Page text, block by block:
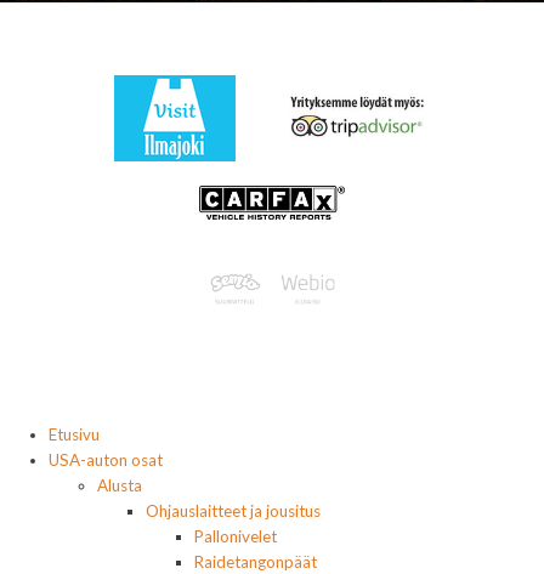
Etusivu
USA-auton osat
Alusta
Ohjauslaitteet ja jousitus
Pallonivelet
Raidetangonpäät